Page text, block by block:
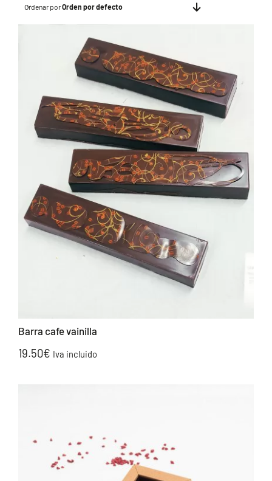
Ordenar porOrden por defecto
Barra cafe vainilla
19.50€ Iva incluido